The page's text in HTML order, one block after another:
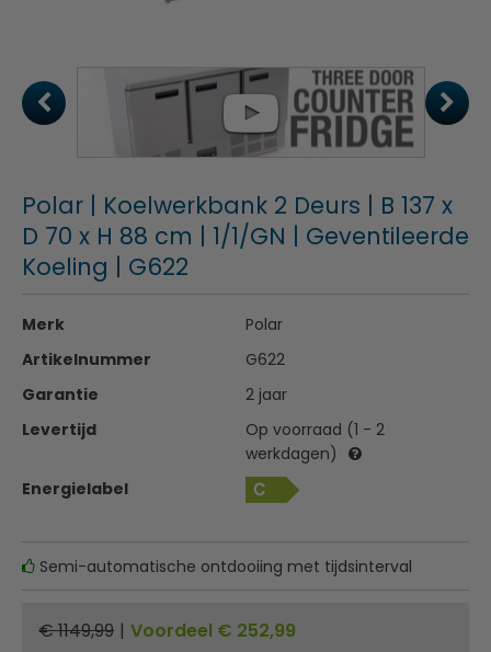
Polar | Koelwerkbank 2 Deurs | B 137 x
D 70 x H 88 cm | 1/1/GN | Geventileerde
Koeling | G622
Merk
Polar
Artikelnummer
G622
Garantie
2 jaar
Levertijd
Op voorraad (1 - 2
werkdagen)
Energielabel
Semi-automatische ontdooiing met tijdsinterval
€ 1149,99 | Voordeel € 252,99